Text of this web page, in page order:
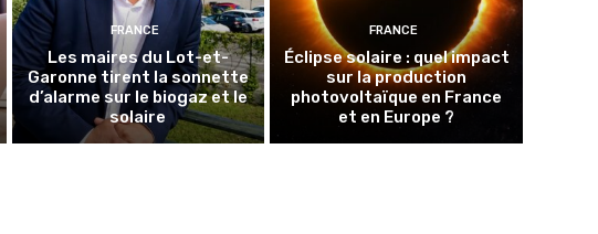
FRANCE
Les maires du Lot-et-
Garonne tirent la sonnette
d’alarme sur le biogaz et le
solaire
FRANCE
Éclipse solaire : quel impact
sur la production
photovoltaïque en France
et en Europe ?